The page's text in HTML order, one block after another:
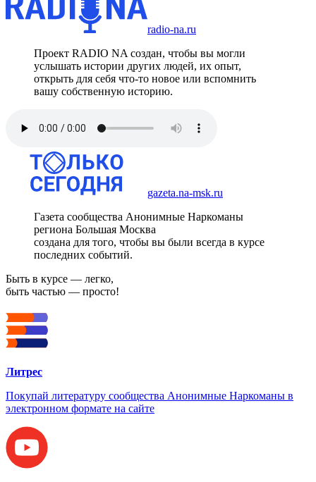
radio-na.ru
Проект RADIO NA создан, чтобы вы могли
услышать истории других людей, их опыт,
открыть для себя что-то новое или вспомнить
вашу собственную историю.
gazeta.na-msk.ru
Газета сообщества Анонимные Наркоманы
региона Большая Москва
создана для того, чтобы вы были всегда в курсе
последних событий.
Быть в курсе — легко,
быть частью — просто!
Литрес
Покупай литературу сообщества Анонимные Наркоманы в
электронном формате на сайте